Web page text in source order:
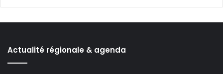
Actualité régionale & agenda